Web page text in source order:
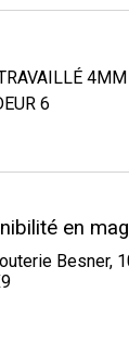
6
en
Besner,